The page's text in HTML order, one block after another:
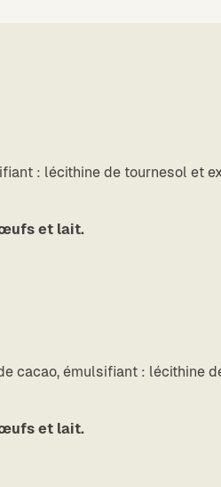
: lécithine de tournesol et
œufs et lait.
cacao, émulsifiant : lécithine
œufs et lait.